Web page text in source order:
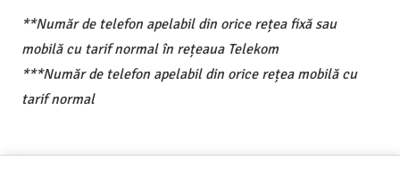
**Număr de telefon apelabil din orice rețea fixă sau
mobilă cu tarif normal în rețeaua Telekom
***Număr de telefon apelabil din orice rețea mobilă cu
tarif normal